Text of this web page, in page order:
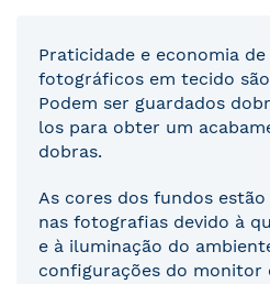
Praticidade e economia
fotográficos em tecido
Podem ser guardados
los para obter um
dobras.
As cores dos fundos
nas fotografias devido à
e à iluminação do
configurações do monitor